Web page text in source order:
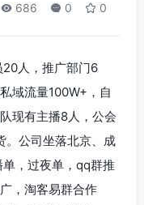
686 0 0
20人，推广部门6
域流量100W+，自
现有主播8人，公会
。公司坐落北京、成
，过夜单，qq群推
，淘客易群合作